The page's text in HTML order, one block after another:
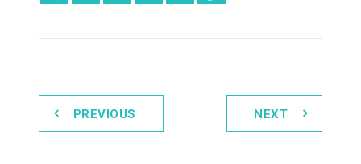
PREVIOUS NEXT